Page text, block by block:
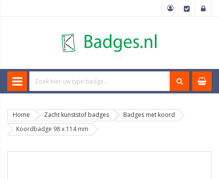
Home Zacht kunststof badges
Badges met koord
Koordbadge 98 x 114 mm